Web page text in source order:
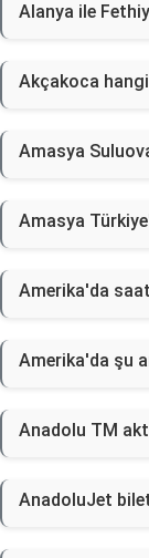
Alanya ile
Akçakoca hangi
Amasya
Amasya
Amerika'da
Amerika'da şu
Anadolu TM
AnadoluJet